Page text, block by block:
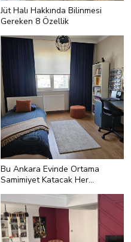
Jüt Halı Hakkında Bilinmesi
Gereken 8 Özellik
<h2 style="text-align:left;">5- Anti-
alerjenik Oluyor Kendileri...</h2>
<p style="text-align:left;">Anti-
alerjenik özellikte olması ne işe
yarıyor derseniz bu halı tozu ve kiri
tutmadığı için ortamda toz
oluşmuyor. Bu da havanın kalitesini
arttırmaya yarıyor! Özellikle küçük
çocukların olduğu evlerde bu
özellik çokça önemli!</p>
Bu Ankara Evinde Ortama
Samimiyet Katacak Her